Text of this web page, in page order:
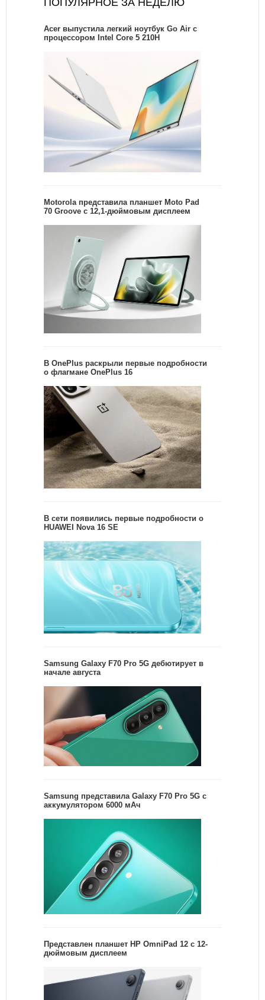
ПОПУЛЯРНОЕ ЗА НЕДЕЛЮ
Acer выпустила легкий ноутбук Go Air c
процессором Intel Core 5 210H
Motorola представила планшет Moto Pad
70 Groove с 12,1-дюймовым дисплеем
В OnePlus раскрыли первые подробности
о флагмане OnePlus 16
В сети появились первые подробности о
HUAWEI Nova 16 SE
Samsung Galaxy F70 Pro 5G дебютирует в
начале августа
Samsung представила Galaxy F70 Pro 5G с
аккумулятором 6000 мАч
Представлен планшет HP OmniPad 12 с 12-
дюймовым дисплеем